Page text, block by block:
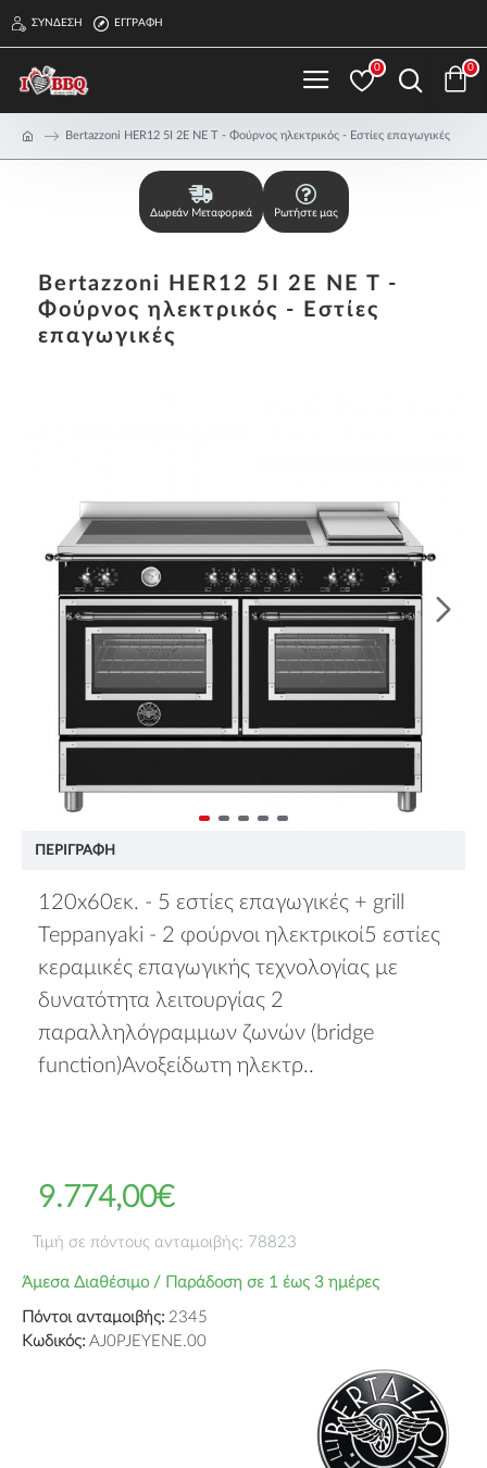
ΣΎΝΔΕΣΗ ΕΓΓΡΑΦΉ
0 0
Bertazzoni HER12 5I 2E NE T - Φούρνος ηλεκτρικός - Εστίες επαγωγικές
Δωρεάν Μεταφορικά Ρωτήστε μας
Bertazzoni HER12 5I 2E NE T -
Φούρνος ηλεκτρικός - Εστίες
επαγωγικές
ΠΕΡΙΓΡΑΦΉ
120x60εκ. - 5 εστίες επαγωγικές + grill
Teppanyaki - 2 φούρνοι ηλεκτρικοί5 εστίες
κεραμικές επαγωγικής τεχνολογίας με
δυνατότητα λειτουργίας 2
παραλληλόγραμμων ζωνών (bridge
function)Ανοξείδωτη ηλεκτρ..
Άμεσα Διαθέσιμο / Παράδοση σε 1 έως 3 ημέρες
Πόντοι ανταμοιβής: 2345
Κωδικός: AJ0PJEYENE.00
9.774,00€
Τιμή σε πόντους ανταμοιβής: 78823